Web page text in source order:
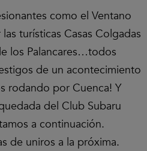
como el Ventano
turísticas Casas Colgadas
los Palancares…todos
de un acontecimiento
rodando por Cuenca! Y
del Club Subaru
a continuación.
de uniros a la próxima.